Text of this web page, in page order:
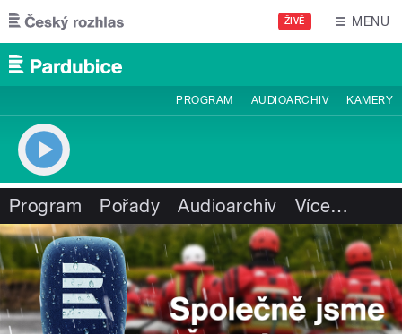
Přejít k hlavnímu obsahu
ŽIVĚ MENU
PROGRAM AUDIOARCHIV KAMERY
Program Pořady Audioarchiv Více…